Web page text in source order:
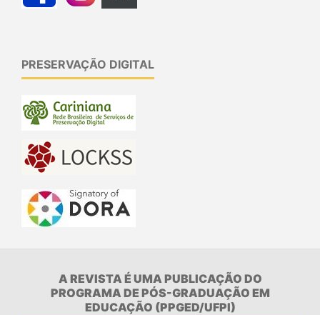
PRESERVAÇÃO DIGITAL
A REVISTA É UMA PUBLICAÇÃO DO
PROGRAMA DE PÓS-GRADUAÇÃO EM
EDUCAÇÃO (PPGED/UFPI)